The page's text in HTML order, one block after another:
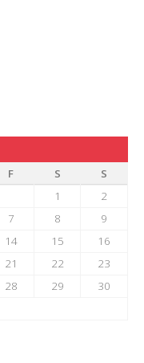
F S
S
1
2
7 8
9
14 15
16
21 22
23
28 29
30